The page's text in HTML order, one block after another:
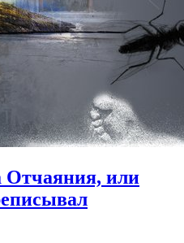
Отчаяния, или